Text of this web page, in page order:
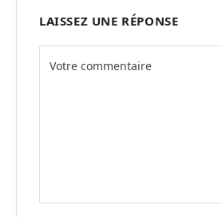
LAISSEZ UNE RÉPONSE